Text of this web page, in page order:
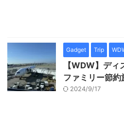
Gadget Trip
【WDW】デ
ファミリー節約
2024/9/17